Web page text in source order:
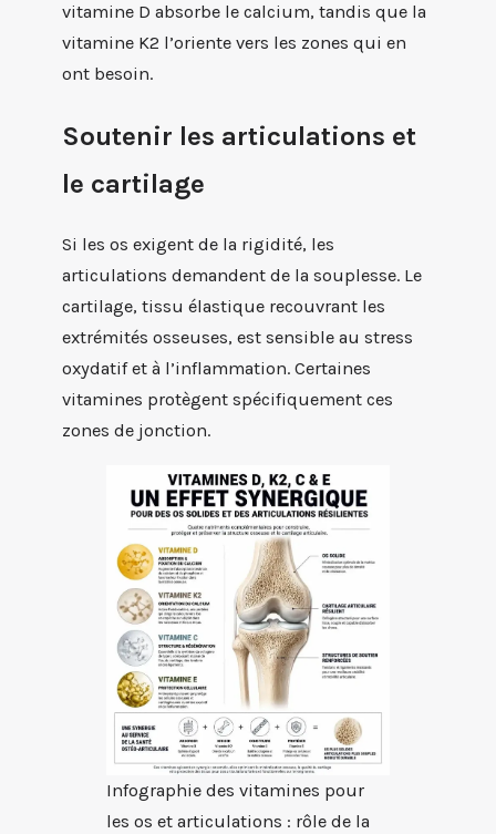
vitamine D absorbe le calcium, tandis que la
vitamine K2 l’oriente vers les zones qui en
ont besoin.
Soutenir les articulations et
le cartilage
Si les os exigent de la rigidité, les
articulations demandent de la souplesse. Le
cartilage, tissu élastique recouvrant les
extrémités osseuses, est sensible au stress
oxydatif et à l’inflammation. Certaines
vitamines protègent spécifiquement ces
zones de jonction.
Infographie des vitamines pour
les os et articulations : rôle de la